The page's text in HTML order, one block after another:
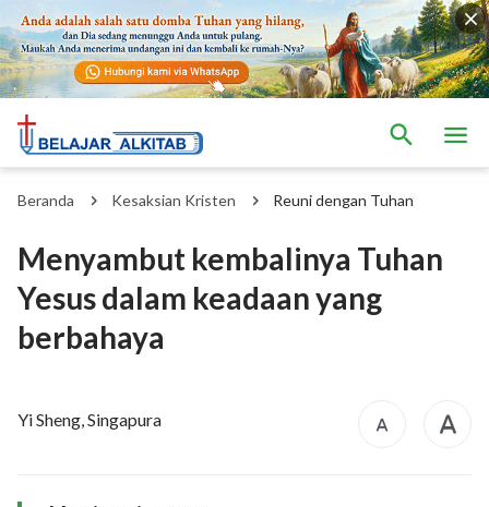
Beranda Kesaksian Kristen Reuni dengan Tuhan
Menyambut kembalinya Tuhan
Yesus dalam keadaan yang
berbahaya
Yi Sheng, Singapura